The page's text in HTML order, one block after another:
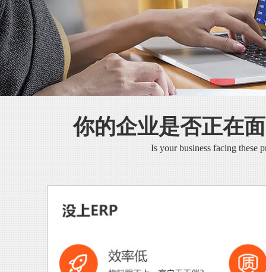
你的企业是否正在
Is your business facing these